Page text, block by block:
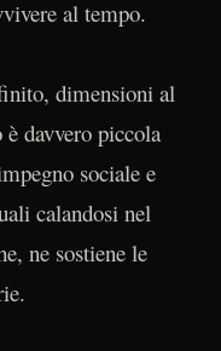
al tempo.
dimensioni al
davvero piccola
sociale e
calandosi nel
ne sostiene le